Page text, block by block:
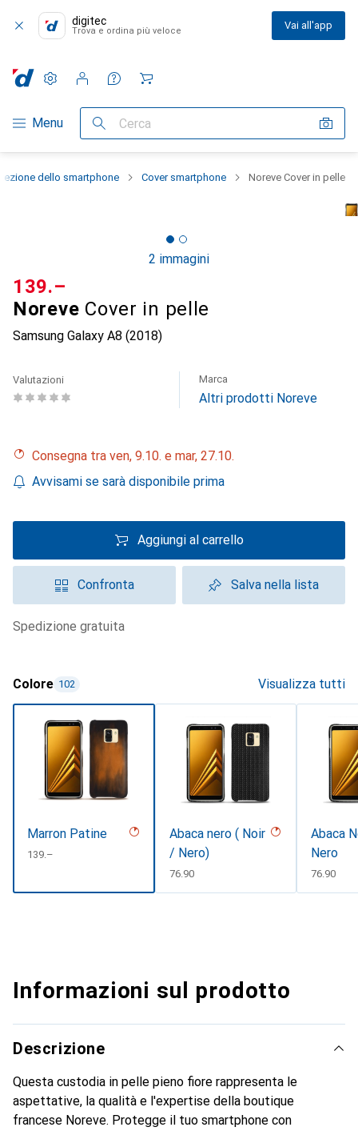
digitec
Trova e ordina più veloce Vai all'app
Categoria Navigazione
Menu Cerca
Impostazioni
Conto cliente
Liste di confronto
Liste dei desideri
Carrello
dello smartphone Cover smartphone Noreve Cover in pelle
2 immagini
Noreve Cover in pelle
Samsung Galaxy A8 (2018)
CHF
139.–
Valutazioni Marca
Altri prodotti Noreve
Consegna tra ven, 9.10. e mar, 27.10.
Avvisami se sarà disponibile prima
Aggiungi al carrello
Confronta Salva nella lista
spedizione gratuita
Colore 102 Visualizza tutti
Marron Patine
CHF
139.–
Abaca nero ( Noir
/ Nero)
CHF
76.90
Abaca
Nero
CHF
76.90
Informazioni sul prodotto
Descrizione
Questa custodia in pelle pieno fiore rappresenta le
aspettative, la qualità e l'expertise della boutique
francese Noreve. Protegge il tuo smartphone con